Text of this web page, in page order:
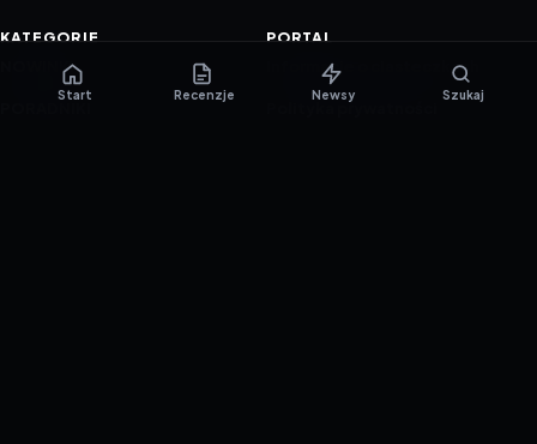
KATEGORIE
NOWINKI
PORTAL
Informacje o ciasteczkach
Polityka prywatności
Start Recenzje Newsy Szukaj